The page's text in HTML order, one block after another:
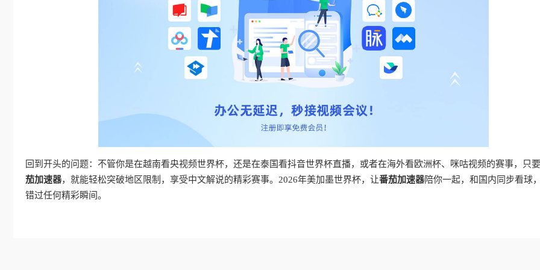
回到开头的问题：不管你是在越南看央视频世界杯，还是在泰国看抖音世界杯直播，或者在海外看欧洲杯、咪咕视频的赛事，只
茄加速器，就能轻松突破地区限制，享受中文解说的精彩赛事。2026年美加墨世界杯，让番茄加速器陪你一起，和国内同步看球
错过任何精彩瞬间。